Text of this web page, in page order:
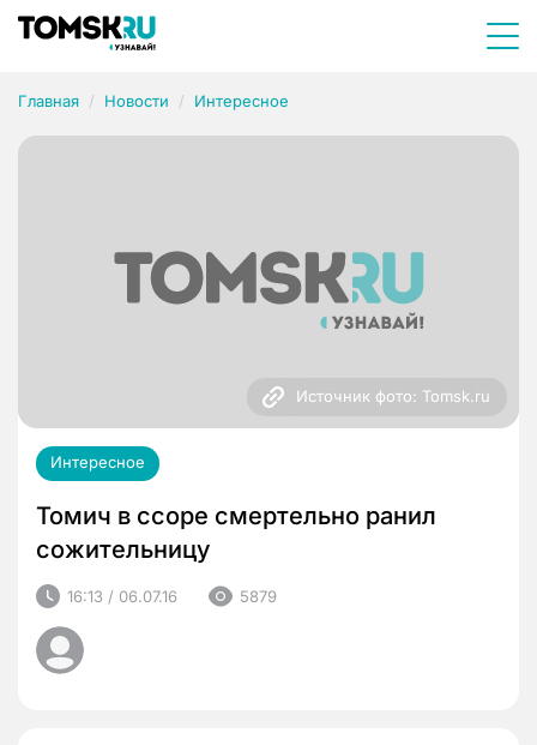
Главная Новости Интересное
Источник фото: Tomsk.ru
Интересное
Томич в ссоре смертельно ранил
сожительницу
16:13 / 06.07.16 5879